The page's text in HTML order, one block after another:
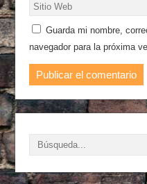
Guarda mi nombre,
navegador para la próxima